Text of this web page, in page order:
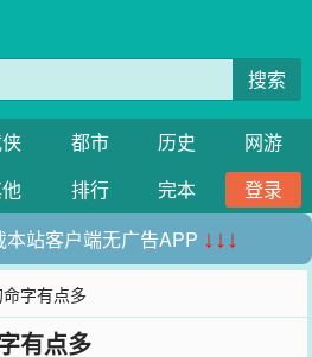
搜索
都市 历史
网游
排行 完本
登录
站客户端无广告APP ↓↓↓
字有点多
有点多